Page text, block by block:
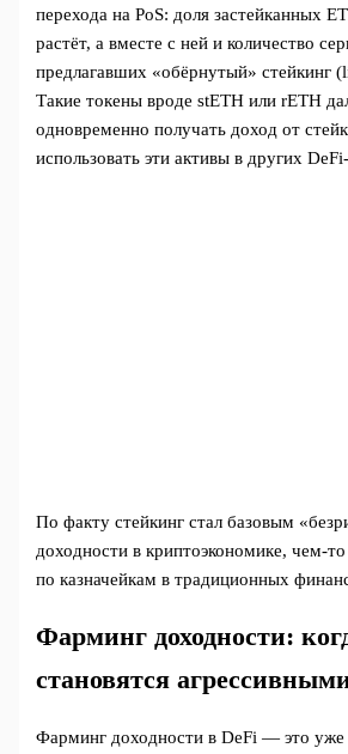
перехода на PoS: доля застейканных
растёт, а вместе с ней и количество
предлагавших «обёрнутый» стейкинг
Такие токены вроде stETH или rETH
одновременно получать доход от
использовать эти активы в других
По факту стейкинг стал базовым
доходности в криптоэкономике,
по казначейкам в традиционных
Фарминг доходности:
становятся
Фарминг доходности в DeFi — это уже